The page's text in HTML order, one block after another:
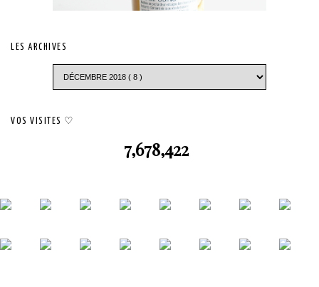
LES ARCHIVES
VOS VISITES ♡
7,678,422